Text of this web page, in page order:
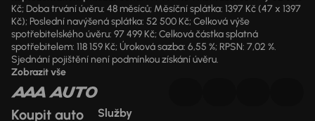
Kč; Doba trvání úvěru: 48 měsíců; Měsíční splátka: 1397 Kč (47 x 1397
Kč); Poslední navýšená splátka: 52 500 Kč; Celková výše
spotřebitelského úvěru: 97 499 Kč; Celková částka splatná
spotřebitelem: 118 159 Kč; Úroková sazba: 6,55 %; RPSN: 7,02 %.
Sjednání pojištění není podmínkou získání úvěru.
Zobrazit vše
Koupit auto
Služby